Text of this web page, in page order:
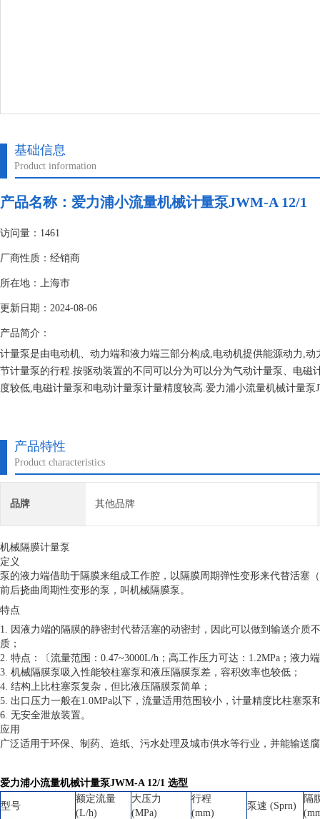
基础信息
Product information
产品名称： 爱力浦小流量机械计量泵JWM-A 12/1
访问量：1461
厂商性质：经销商
所在地：上海市
更新日期：2024-08-06
产品简介：
计量泵是由电动机、动力端和液力端三部分构成,电动机提供能源动力,
节计量泵的行程.按驱动装置的不同可以分为可以分为气动计量泵、电
度较低,电磁计量泵和电动计量泵计量精度较高.爱力浦小流量机械计量泵
产品特性
Product characteristics
品牌 其他品牌
机械隔膜计量泵
定义
泵的液力端借助于隔膜来组成工作腔，以隔膜周期弹性变形来代替活塞
前后挠曲周期性变形的泵，叫机械隔膜泵。
特点
1. 因液力端的隔膜的静密封代替活塞的动密封，因此可以做到输送介
质；
2. 特点：〔流量范围：0.47~3000L/h；高工作压力可达：1.2MPa；液力
3. 机械隔膜泵吸入性能较柱塞泵和液压隔膜泵差，容积效率也较低；
4. 结构上比柱塞泵复杂，但比液压隔膜泵简单；
5. 出口压力一般在1.0MPa以下，流量适用范围较小，计量精度比柱塞泵
6. 无安全泄放装置。
应用
广泛适用于环保、制药、造纸、污水处理及城市供水等行业，并能输送
爱力浦小流量机械计量泵JWM-A 12/1 选型
型号
额定流量
(L/h)
大压力
(MPa)
行程
(mm)
泵速 (Sprn)
隔